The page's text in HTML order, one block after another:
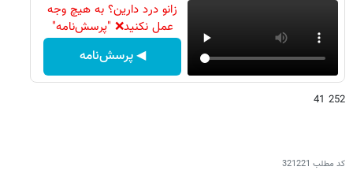
زانو درد دارین؟ به هیچ وجه
عمل نکنید❌ "پرسش‌نامه"
◀ پرسش‌نامه
252 41
کد مطلب 321221